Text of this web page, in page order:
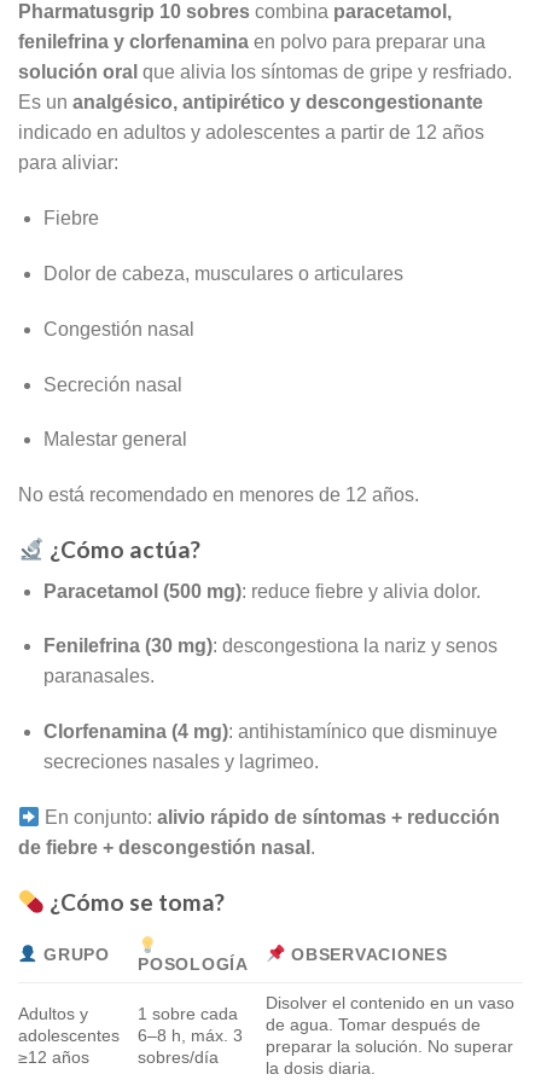
Pharmatusgrip 10 sobres combina paracetamol,
fenilefrina y clorfenamina en polvo para preparar una
solución oral que alivia los síntomas de gripe y resfriado.
Es un analgésico, antipirético y descongestionante
indicado en adultos y adolescentes a partir de 12 años
para aliviar:
Fiebre
Dolor de cabeza, musculares o articulares
Congestión nasal
Secreción nasal
Malestar general
No está recomendado en menores de 12 años.
¿Cómo actúa?
Paracetamol (500 mg): reduce fiebre y alivia dolor.
Fenilefrina (30 mg): descongestiona la nariz y senos
paranasales.
Clorfenamina (4 mg): antihistamínico que disminuye
secreciones nasales y lagrimeo.
En conjunto:alivio rápido de síntomas + reducción
de fiebre + descongestión nasal .
¿Cómo se toma?
GRUPO POSOLOGÍA OBSERVACIONES
Adultos y
adolescentes
≥12 años
1 sobre cada
6–8 h, máx. 3
sobres/día
Disolver el contenido en un vaso
de agua. Tomar después de
preparar la solución. No superar
la dosis diaria.